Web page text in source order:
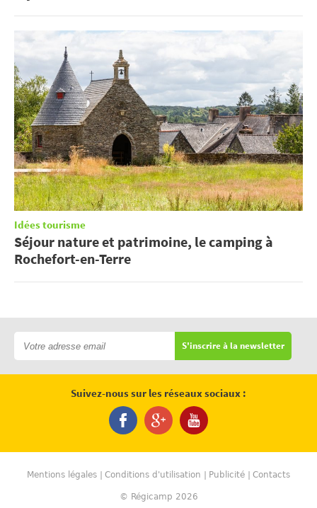
Idées tourisme
Séjour nature et patrimoine, le camping à
Rochefort-en-Terre
S'inscrire à la newsletter
Suivez-nous sur les réseaux sociaux :
Mentions légales Conditions d'utilisation Publicité Contacts
© Régicamp 2026